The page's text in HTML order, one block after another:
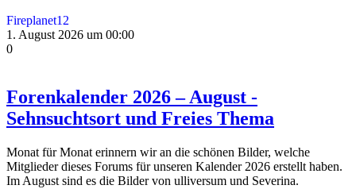
Fireplanet12
1. August 2026 um 00:00
0
Forenkalender 2026 – August -
Sehnsuchtsort und Freies Thema
Monat für Monat erinnern wir an die schönen Bilder, welche
Mitglieder dieses Forums für unseren Kalender 2026 erstellt haben.
Im August sind es die Bilder von ulliversum und Severina.